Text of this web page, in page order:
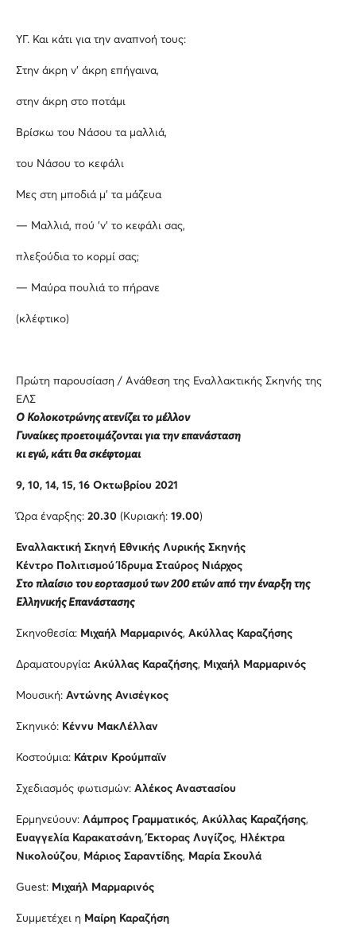
ΥΓ. Και κάτι για την αναπνοή τους:
Στην άκρη ν’ άκρη επήγαινα,
στην άκρη στο ποτάμι
Βρίσκω του Νάσου τα μαλλιά,
του Νάσου το κεφάλι
Μες στη μποδιά μ’ τα μάζευα
— Μαλλιά, πού ’ν’ το κεφάλι σας,
πλεξούδια το κορμί σας;
— Μαύρα πουλιά το πήρανε
(κλέφτικο)
Πρώτη παρουσίαση / Ανάθεση της Εναλλακτικής Σκηνής της
ΕΛΣ
Ο Κολοκοτρώνης ατενίζει το μέλλον
Γυναίκες προετοιμάζονται για την επανάσταση
κι εγώ, κάτι θα σκέφτομαι
9, 10, 14, 15, 16 Οκτωβρίου 2021
Ώρα έναρξης: 20.30 (Κυριακή: 19.00)
Εναλλακτική Σκηνή Εθνικής Λυρικής Σκηνής
Κέντρο Πολιτισμού Ίδρυμα Σταύρος Νιάρχος
Στο πλαίσιο του εορτασμού των 200 ετών από την έναρξη της
Ελληνικής Επανάστασης
Σκηνοθεσία: Μιχαήλ Μαρμαρινός, Ακύλλας Καραζήσης
Δραματουργία: Ακύλλας Καραζήσης, Μιχαήλ Μαρμαρινός
Μουσική: Αντώνης Ανισέγκος
Σκηνικό: Κέννυ ΜακΛέλλαν
Κοστούμια: Κάτριν Κρούμπαϊν
Σχεδιασμός φωτισμών: Αλέκος Αναστασίου
Ερμηνεύουν: Λάμπρος Γραμματικός, Ακύλλας Καραζήσης,
Ευαγγελία Καρακατσάνη,Έκτορας Λυγίζος, Ηλέκτρα
Νικολούζου, Μάριος Σαραντίδης, Μαρία Σκουλά
Guest: Μιχαήλ Μαρμαρινός
Συμμετέχει η Μαίρη Καραζήση